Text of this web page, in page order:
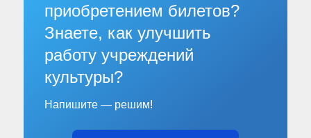
приобретением билетов?
Знаете, как улучшить
работу учреждений
культуры?
Напишите — решим!